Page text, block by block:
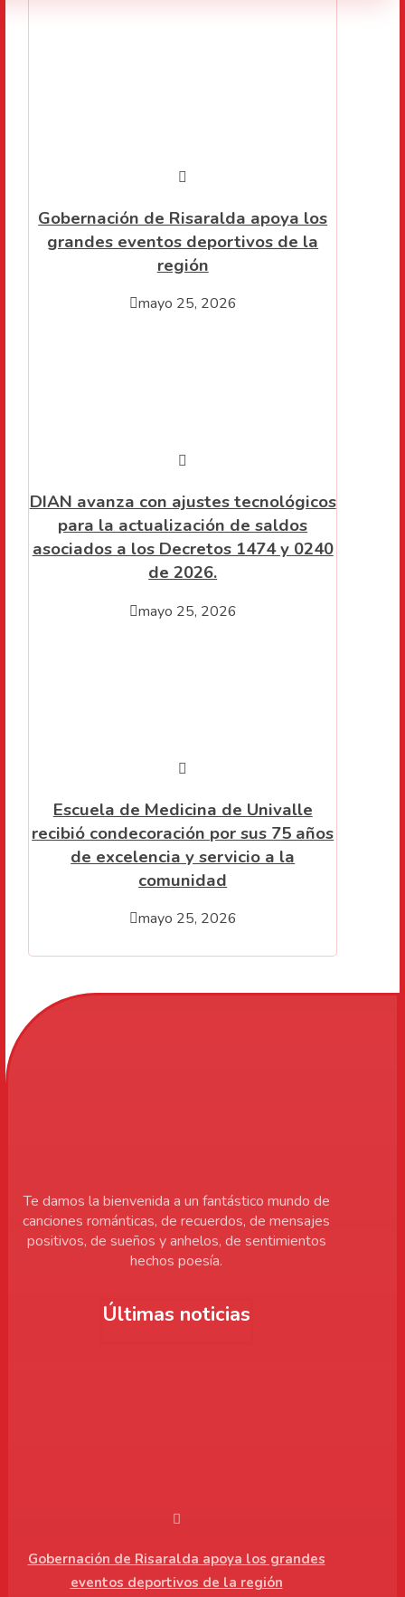
Gobernación de Risaralda apoya los
grandes eventos deportivos de la
región
mayo 25, 2026
DIAN avanza con ajustes tecnológicos
para la actualización de saldos
asociados a los Decretos 1474 y 0240
de 2026.
mayo 25, 2026
Escuela de Medicina de Univalle
recibió condecoración por sus 75 años
de excelencia y servicio a la
comunidad
mayo 25, 2026
Te damos la bienvenida a un fantástico mundo de
canciones románticas, de recuerdos, de mensajes
positivos, de sueños y anhelos, de sentimientos
hechos poesía.
Últimas noticias
Gobernación de Risaralda apoya los grandes
eventos deportivos de la región